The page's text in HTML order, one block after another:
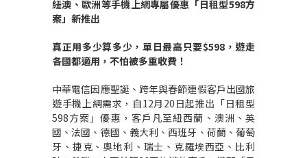
紐澳、歐洲等手機上網專屬優惠「日租型598方
案」新推出
真正用多少算多少，單日最高只要$598 ，遊走
各國都適用，不怕被多重收費！
中華電信因應聖誕、跨年與春節連假客戶出國旅
遊手機上網需求，自12月20日起推出「日租型
598方案」優惠，客戶凡至紐西蘭、澳洲、英
國、法國、德國、義大利、西班牙、荷蘭、葡萄
牙、捷克、奧地利、瑞士、克羅埃西亞、比利